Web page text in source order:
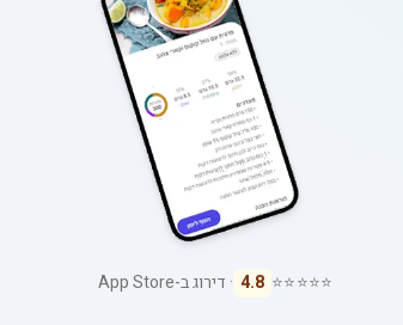
⭐⭐⭐⭐⭐
4.8 · דירוג ב-App Store